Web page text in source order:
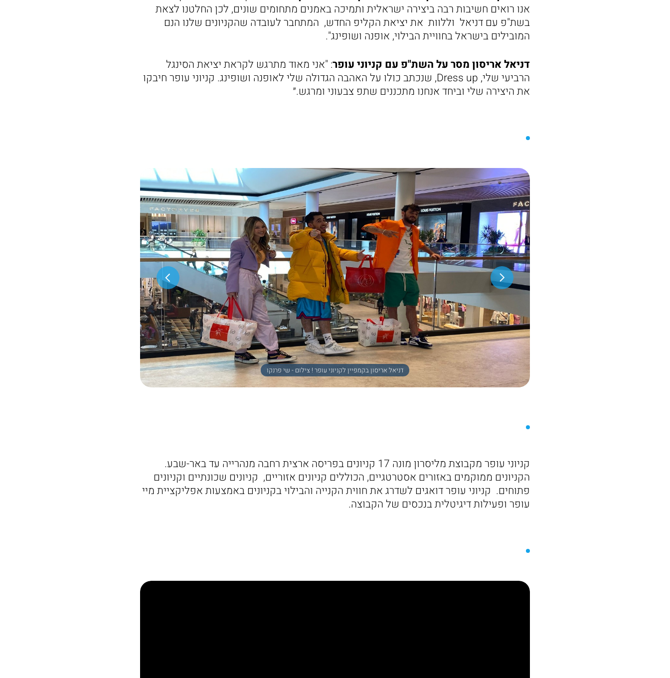
אנו רואים חשיבות רבה ביצירה ישראלית ותמיכה באמנים מתחומים שונים, לכן החלטנו לצאת
בשת"פ עם דניאל וללוות את יציאת הקליפ החדש, המתחבר לעובדה שהקניונים שלנו הנם
המובילים בישראל בחוויית הבילוי, אופנה ושופינג".
דניאל אריסון מסר על השת"פ עם קניוני עופר: "אני מאוד מתרגש לקראת יציאת הסינגל
הרביעי שלי, Dress up, שנכתב כולו על האהבה הגדולה שלי לאופנה ושופינג. קניוני עופר חיבקו
את היצירה שלי וביחד אנחנו מתכננים שתפ צבעוני ומרגש.״
דניאל אריסון בקמפיין לקניוני עופר ! צילום - שי פרנקו
קניוני עופר מקבוצת מליסרון מונה 17 קניונים בפריסה ארצית רחבה מנהרייה עד באר-שבע.
הקניונים ממוקמים באזורים אסטרטגיים, הכוללים קניונים אזוריים, קניונים שכונתיים וקניונים
פתוחים. קניוני עופר דואגים לשדרג את חווית הקנייה והבילוי בקניונים באמצעות אפליקציית מיי
עופר ופעילות דיגיטלית בנכסים של הקבוצה.